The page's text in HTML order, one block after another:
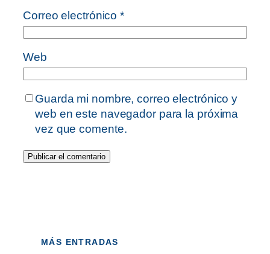
Correo electrónico*
Web
Guarda mi nombre, correo electrónico y
web en este navegador para la próxima
vez que comente.
MÁS ENTRADAS